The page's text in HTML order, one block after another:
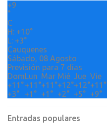
s
+9
°
C
H: +10°
L: +3°
Cauquenes
Sábado, 08 Agosto
Previsión para 7 días
DomLun Mar Mié Jue Vie
+11°+11°+11°+12°+12°+11°
+3° +1° +1° +2° +5° +9°
Entradas populares